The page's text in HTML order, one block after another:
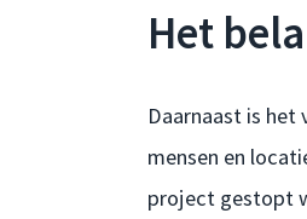
Het
Daarnaast is het
mensen en
project gestopt